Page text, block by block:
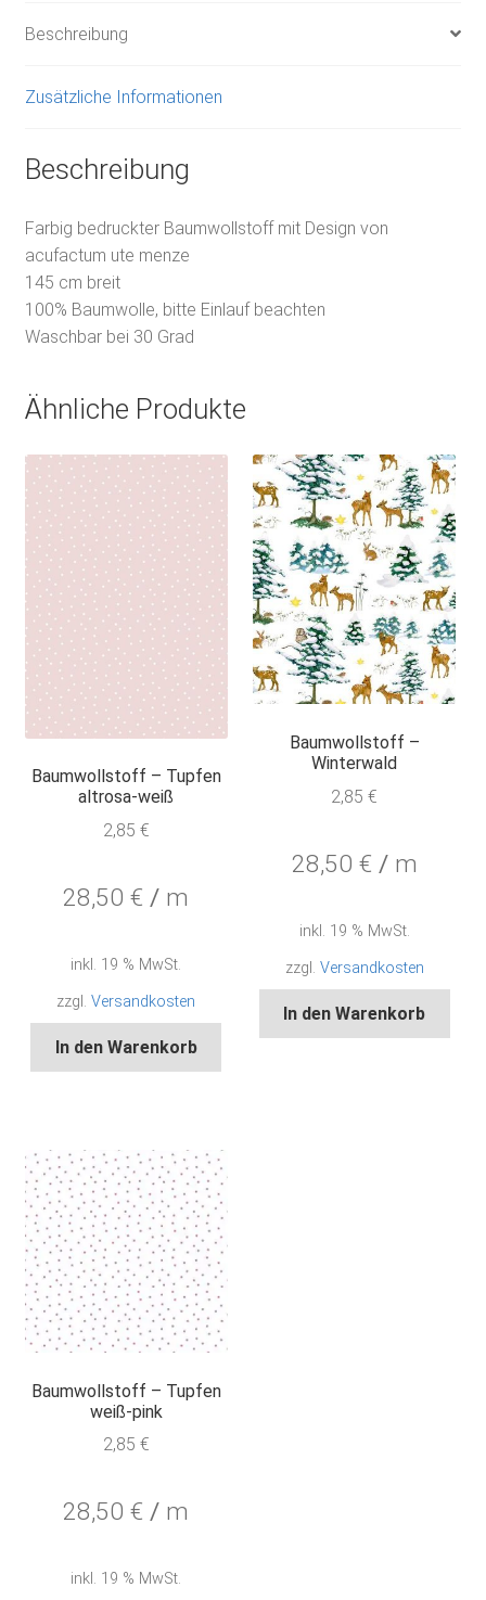
Beschreibung
Zusätzliche Informationen
Beschreibung
Farbig bedruckter Baumwollstoff mit Design von
acufactum ute menze
145 cm breit
100% Baumwolle, bitte Einlauf beachten
Waschbar bei 30 Grad
Ähnliche Produkte
Baumwollstoff – Tupfen
altrosa-weiß
2,85 €
28,50€ / m
inkl. 19 % MwSt.
zzgl.Versandkosten
In den Warenkorb
Baumwollstoff –
Winterwald
2,85€
28,50 € / m
inkl. 19 % MwSt.
zzgl. Versandkosten
In den Warenkorb
Baumwollstoff – Tupfen
weiß-pink
2,85 €
28,50€ / m
inkl. 19 % MwSt.